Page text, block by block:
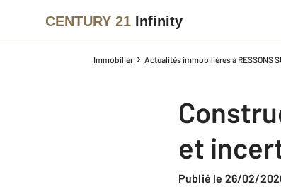
CENTURY 21 Infinity
Immobilier Actualités immobilières à RESSONS
et
Publié le 26/02/